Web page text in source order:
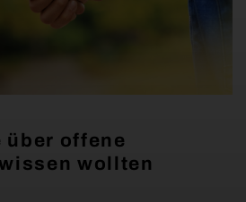
über offene
wollten